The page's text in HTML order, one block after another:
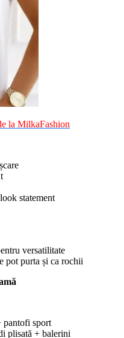
la MilkaFashion
statement
versatilitate
pot purta și ca rochii
pantofi sport
plisată + balerini